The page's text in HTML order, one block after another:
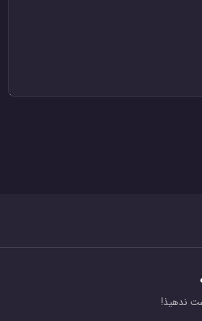
ندهیذ!